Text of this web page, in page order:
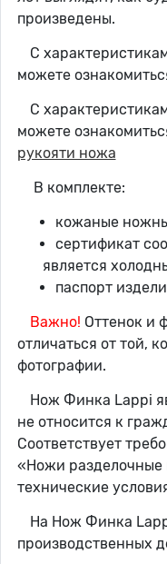
произведены.
С
можете
С
можете
рукояти ножа
В комплекте:
кожаные
сертификат
является
паспорт
Важно! Оттенок и
отличаться от той,
фотографии.
Нож Финка Lappi
не относится к
Соответствует
«Ножи
технические
На Нож Финка
производственных